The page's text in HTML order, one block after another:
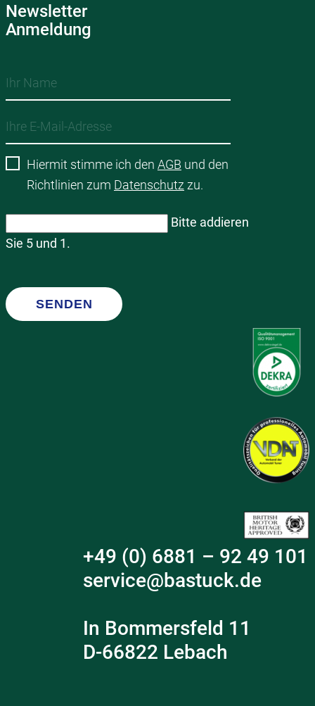
Newsletter
Anmeldung
Hiermit stimme ich den AGB und den
Richtlinien zum Datenschutz zu.
Bitte addieren
Sie 5 und 1.
SENDEN
+49 (0) 6881 – 92 49 101
service@bastuck.de
In Bommersfeld 11
D-66822 Lebach